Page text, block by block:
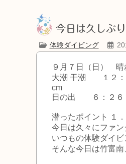
今日は久しぶ
体験ダイビング
９月７日（日）
大潮 干潮 １
cm
日の出 ６：２６
潜ったポイント １
今日は久々にファン
いつもの体験ダイ
そんな今日は竹富南